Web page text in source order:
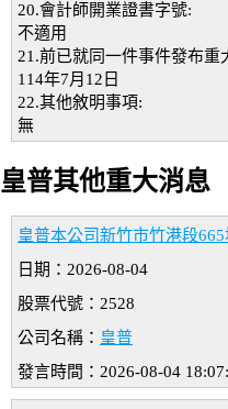
20.會計師開業證書字號:
不適用
21.前已就同一件事件發布重
114年7月12日
22.其他敘明事項:
無
皇普其他重大消息
皇普本公司新竹市竹港段
日期：2026-08-04
股票代號：2528
公司名稱： 皇普
發言時間：2026-08-04